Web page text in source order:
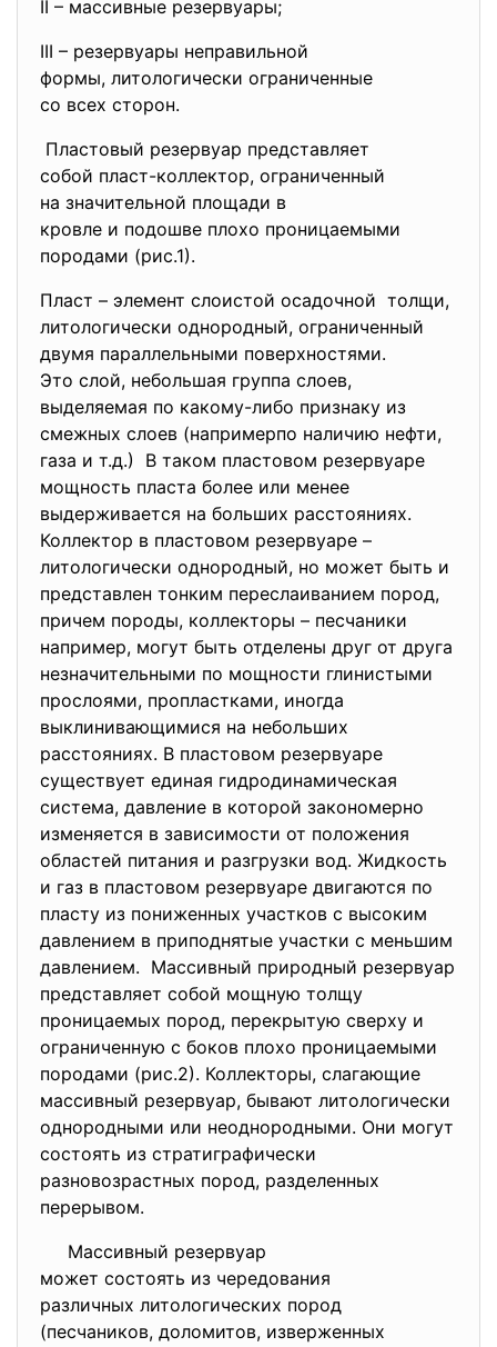
II – массивные резервуары;
III – резервуары неправильной
формы, литологически ограниченные
со всех сторон.
Пластовый резервуар представляет
собой пласт-коллектор, ограниченный
на значительной площади в
кровле и подошве плохо проницаемыми
породами (рис.1).
Пласт – элемент слоистой осадочной толщи,
литологически однородный, ограниченный
двумя параллельными поверхностями.
Это слой, небольшая группа слоев,
выделяемая по какому-либо признаку из
смежных слоев (напримерпо наличию нефти,
газа и т.д.) В таком пластовом резервуаре
мощность пласта более или менее
выдерживается на больших расстояниях.
Коллектор в пластовом резервуаре –
литологически однородный, но может быть и
представлен тонким переслаиванием пород,
причем породы, коллекторы – песчаники
например, могут быть отделены друг от друга
незначительными по мощности глинистыми
прослоями, пропластками, иногда
выклинивающимися на небольших
расстояниях. В пластовом резервуаре
существует единая гидродинамическая
система, давление в которой закономерно
изменяется в зависимости от положения
областей питания и разгрузки вод. Жидкость
и газ в пластовом резервуаре двигаются по
пласту из пониженных участков с высоким
давлением в приподнятые участки с меньшим
давлением. Массивный природный резервуар
представляет собой мощную толщу
проницаемых пород, перекрытую сверху и
ограниченную с боков плохо проницаемыми
породами (рис.2). Коллекторы, слагающие
массивный резервуар, бывают литологически
однородными или неоднородными. Они могут
состоять из стратиграфически
разновозрастных пород, разделенных
перерывом.
Массивный резервуар
может состоять из чередования
различных литологических пород
(песчаников, доломитов, изверженных